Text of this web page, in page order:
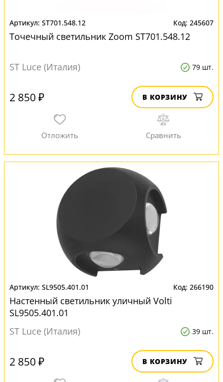
ST701.548.12 245607
Точечный светильник Zoom ST701.548.12
ST Luce (Италия) 79 шт.
2 850 ₽ В КОРЗИНУ
SL9505.401.01 266190
Настенный светильник уличный Volti
SL9505.401.01
ST Luce (Италия)
39 шт.
2 850 ₽ В КОРЗИНУ